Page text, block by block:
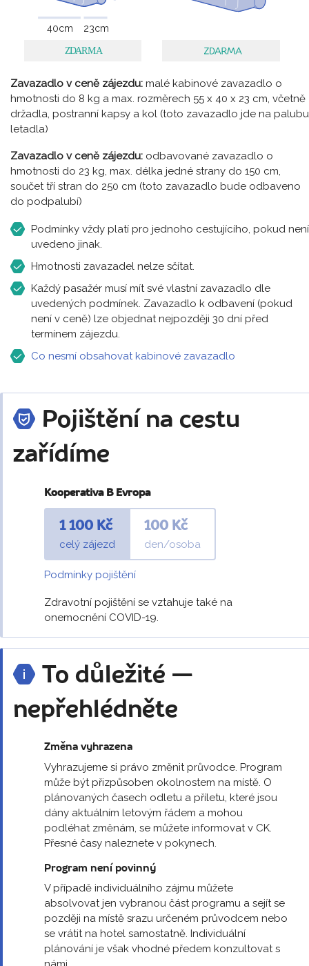
40cm 23cm
Zavazadlo v ceně zájezdu: malé kabinové zavazadlo o
hmotnosti do 8 kg a max. rozměrech 55 x 40 x 23 cm, včetně
držadla, postranní kapsy a kol (toto zavazadlo jde na palubu
letadla)
Zavazadlo v ceně zájezdu: odbavované zavazadlo o
hmotnosti do 23 kg, max. délka jedné strany do 150 cm,
součet tří stran do 250 cm (toto zavazadlo bude odbaveno
do podpalubí)
Podmínky vždy platí pro jednoho cestujícího, pokud není
uvedeno jinak.
Hmotnosti zavazadel nelze sčítat.
Každý pasažér musí mít své vlastní zavazadlo dle
uvedených podmínek. Zavazadlo k odbavení (pokud
není v ceně) lze objednat nejpozději 30 dní před
termínem zájezdu.
Co nesmí obsahovat kabinové zavazadlo
Pojištění na cestu
zařídíme
Kooperativa B Evropa
1 100 Kč
celý zájezd
100 Kč
den/osoba
Podmínky pojištění
Zdravotní pojištění se vztahuje také na
onemocnění COVID-19.
To důležité —
nepřehlédněte
Změna vyhrazena
Vyhrazujeme si právo změnit průvodce. Program
může být přizpůsoben okolnostem na místě. O
plánovaných časech odletu a příletu, které jsou
dány aktuálním letovým řádem a mohou
podléhat změnám, se můžete informovat v CK.
Přesné časy naleznete v pokynech.
Program není povinný
V případě individuálního zájmu můžete
absolvovat jen vybranou část programu a sejít se
později na místě srazu určeném průvodcem nebo
se vrátit na hotel samostatně. Individuální
plánování je však vhodné předem konzultovat s